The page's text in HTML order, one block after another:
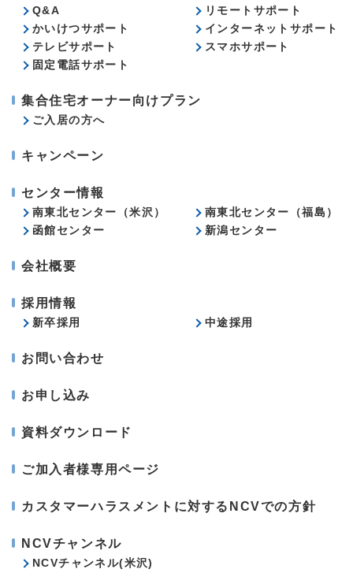
Q&A
リモートサポート
かいけつサポート
インターネットサポート
テレビサポート
スマホサポート
固定電話サポート
集合住宅オーナー向けプラン
ご入居の方へ
キャンペーン
センター情報
南東北センター（米沢）
南東北センター（福島）
函館センター
新潟センター
会社概要
採用情報
新卒採用 中途採用
お問い合わせ
お申し込み
資料ダウンロード
ご加入者様専用ページ
カスタマーハラスメントに対するNCVでの方針
NCVチャンネル
NCVチャンネル(米沢)